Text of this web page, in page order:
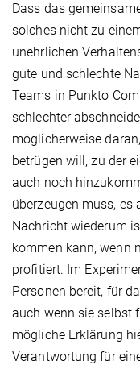
Dass das
solches nicht zu
unehrlichen
gute und schlechte
Teams in Punkto
schlechter
möglicherweise
betrügen will, zu der
auch noch
überzeugen muss, es
Nachricht wiederum
kommen kann, wenn
profitiert. Im
Personen bereit, für
auch wenn sie selbst
mögliche Erklärung
Verantwortung für